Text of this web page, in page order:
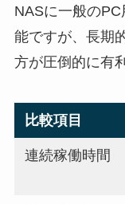
NASに一般の
能ですが、長期
方が圧倒的に有
比較項目
連続稼働時間